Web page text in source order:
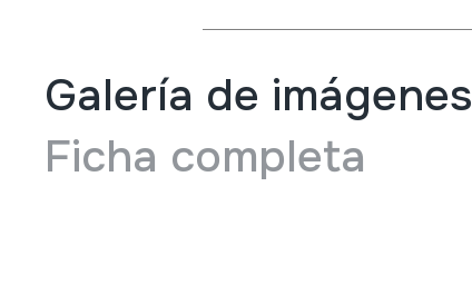
Galería de imágenes
Ficha completa